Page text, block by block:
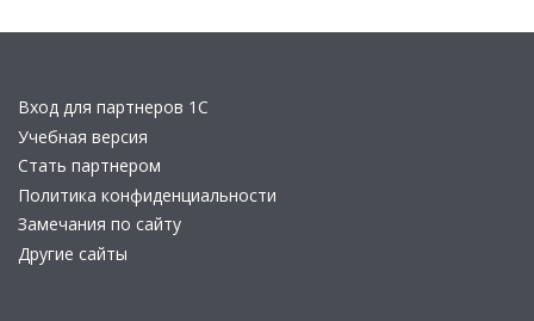
Вход для партнеров 1С
Учебная версия
Стать партнером
Политика конфиденциальности
Замечания по сайту
Другие сайты